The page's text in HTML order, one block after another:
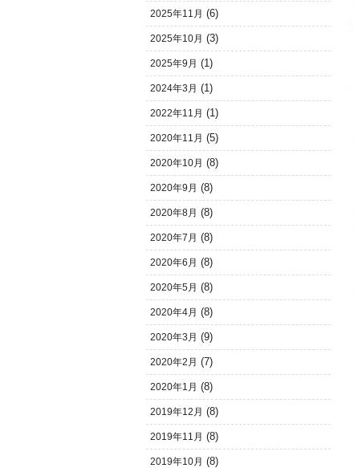
2025年11月 (6)
2025年10月 (3)
2025年9月 (1)
2024年3月 (1)
2022年11月 (1)
2020年11月 (5)
2020年10月 (8)
2020年9月 (8)
2020年8月 (8)
2020年7月 (8)
2020年6月 (8)
2020年5月 (8)
2020年4月 (8)
2020年3月 (9)
2020年2月 (7)
2020年1月 (8)
2019年12月 (8)
2019年11月 (8)
2019年10月 (8)